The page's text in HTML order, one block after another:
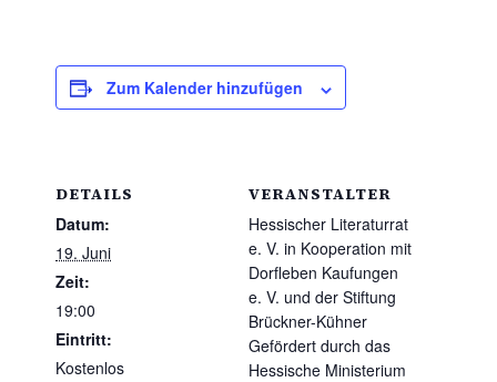
Zum Kalender hinzufügen
DETAILS
Datum:
19. Juni
Zeit:
19:00
Eintritt:
Kostenlos
VERANSTALTER
Hessischer Literaturrat
e. V. in Kooperation mit
Dorfleben Kaufungen
e. V. und der Stiftung
Brückner-Kühner
Gefördert durch das
Hessische Ministerium